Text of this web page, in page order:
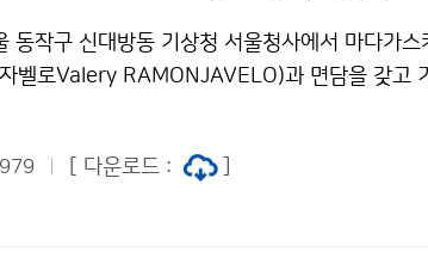
동작구 신대방동 기상청 서울청사에서 마다가스
벨로Valery RAMONJAVELO)과 면담을 갖고
[ 다운로드 :